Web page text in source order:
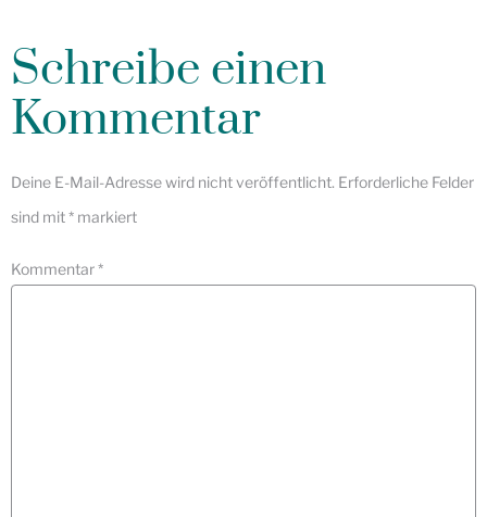
Schreibe einen
Kommentar
Deine E-Mail-Adresse wird nicht veröffentlicht. Erforderliche Felder
sind mit* markiert
Kommentar*